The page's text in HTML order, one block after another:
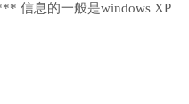
信息的一般是windows XP